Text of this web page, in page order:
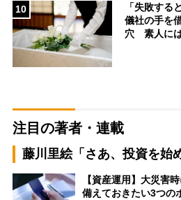
10
「失敗する
儀社の手を
穴 素人に
注目の著者・連載
藤川里絵「さあ、投資を始
【資産運用】大災害
備えておきたい3つの